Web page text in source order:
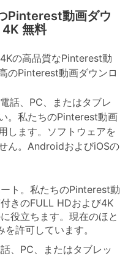
Pinterest動画ダウ
無料
の高品質なPinterest動
のPinterest動画ダウンロ
話、PC、またはタブレ
。私たちのPinterest動画
します。ソフトウェアを
ん。AndroidおよびiOSの
ト。私たちのPinterest動
きのFULL HDおよび4K
役立ちます。現在のほと
許可しています。
、PC、またはタブレッ